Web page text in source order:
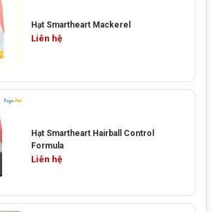
Hạt Smartheart Mackerel
Liên hệ
Hạt Smartheart Hairball Control
Formula
Liên hệ